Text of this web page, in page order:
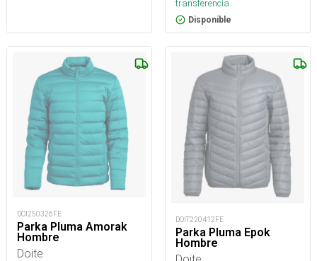
transferencia.
Disponible
DOI250326FE
Parka Pluma Amorak
Hombre
Doite
DOIT220412FE
Parka Pluma Epok
Hombre